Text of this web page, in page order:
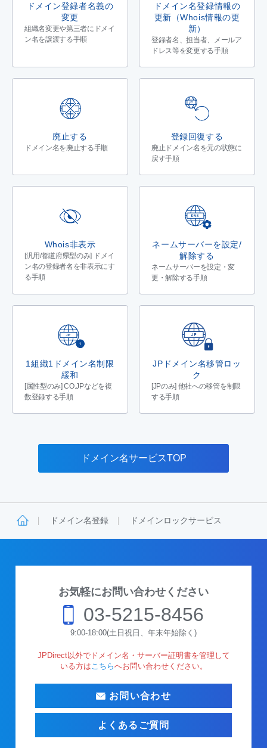
ドメイン登録者名義の
変更
組織名変更や第三者にドメイ
ン名を譲渡する手順
ドメイン名登録情報の
更新（Whois情報の更
新）
登録者名、担当者、メールア
ドレス等を変更する手順
廃止する
ドメイン名を廃止する手順
登録回復する
廃止ドメイン名を元の状態に
戻す手順
Whois非表示
[汎用/都道府県型のみ] ドメイ
ン名の登録者名を非表示にす
る手順
ネームサーバーを設定/
解除する
ネームサーバーを設定・変
更・解除する手順
1組織1ドメイン名制限
緩和
[属性型のみ] CO.JPなどを複
数登録する手順
JPドメイン名移管ロッ
ク
[JPのみ] 他社への移管を制限
する手順
ドメイン名サービスTOP
ドメイン名登録 ドメインロックサービス
お気軽にお問い合わせください
03-5215-8456
9:00-18:00(土日祝日、年末年始除く)
JPDirect以外でドメイン名・サーバー証明書を管理して
いる方は こちらへお問い合わせください。
お問い合わせ
よくあるご質問